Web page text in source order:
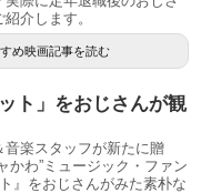
介します。
め映画記事を読む
ト」をおじさんが観
音楽スタッフが新たに贈
かわ”ミュージック・ファン
』をおじさんがみた素朴な